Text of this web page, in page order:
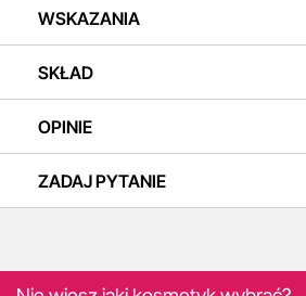
WSKAZANIA
SKŁAD
OPINIE
ZADAJ PYTANIE